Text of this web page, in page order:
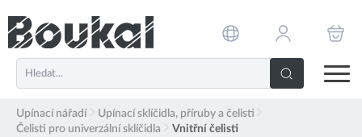
Upínací nářadí
Upínací sklíčidla, příruby a čelisti
Čelisti pro univerzální sklíčidla
Vnitřní čelisti